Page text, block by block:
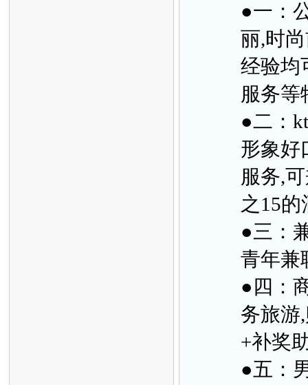
●一：
丽,时
经验均
服务等
●二：
形象好
服务,
之15
●三：
青年兼
●四：
务旅游
+补奖
●五：